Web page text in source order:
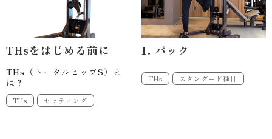
THsをはじめる前に
THs（トータルヒップS）と
は？
THs セッティング
1. バック
THs スタンダード種目